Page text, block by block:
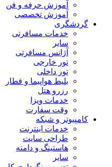
آموزش حرفه و فن
آموزش تخصصی
گردشگری
خدمات مسافرتی
سایر
آژانس مسافرتی
تور خارجی
تور داخلی
بلیط هواپیما و قطار
رزرو هتل
خدمات ویزا
وقت سفارت
کامپیوتر و شبکه
خدمات اینترنت
طراحی سایت
هاستینگ و دامنه
سایر